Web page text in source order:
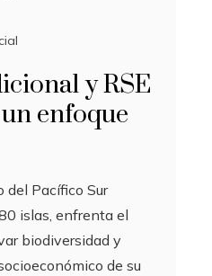
y RSE
enfoque
del Pacífico Sur
islas, enfrenta el
biodiversidad y
de su